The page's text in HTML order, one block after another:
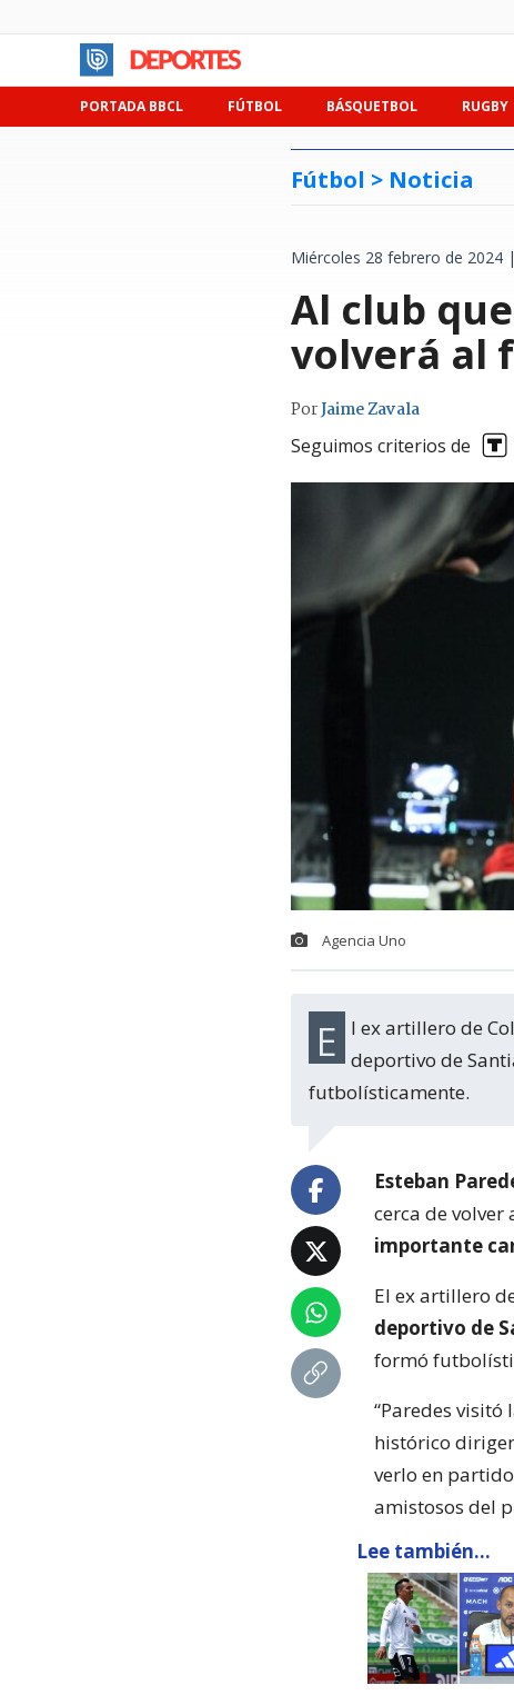
PORTADA BBCL FÚTBOL BÁSQUETBOL RUGBY
Fútbol > Noticia
Miércoles 28 febrero de 2024
Al club
volverá al
PorJaime Zavala
Seguimos criterios de
Agencia Uno
El ex artillero de Colo Colo está a las puertas de convertirse en el flamante gerente
deportivo de
futbolísticamente.
Esteban
cerca de
importante
El ex artillero
deportivo de
formó
“Paredes
histórico
verlo en
amistosos del
Lee también...